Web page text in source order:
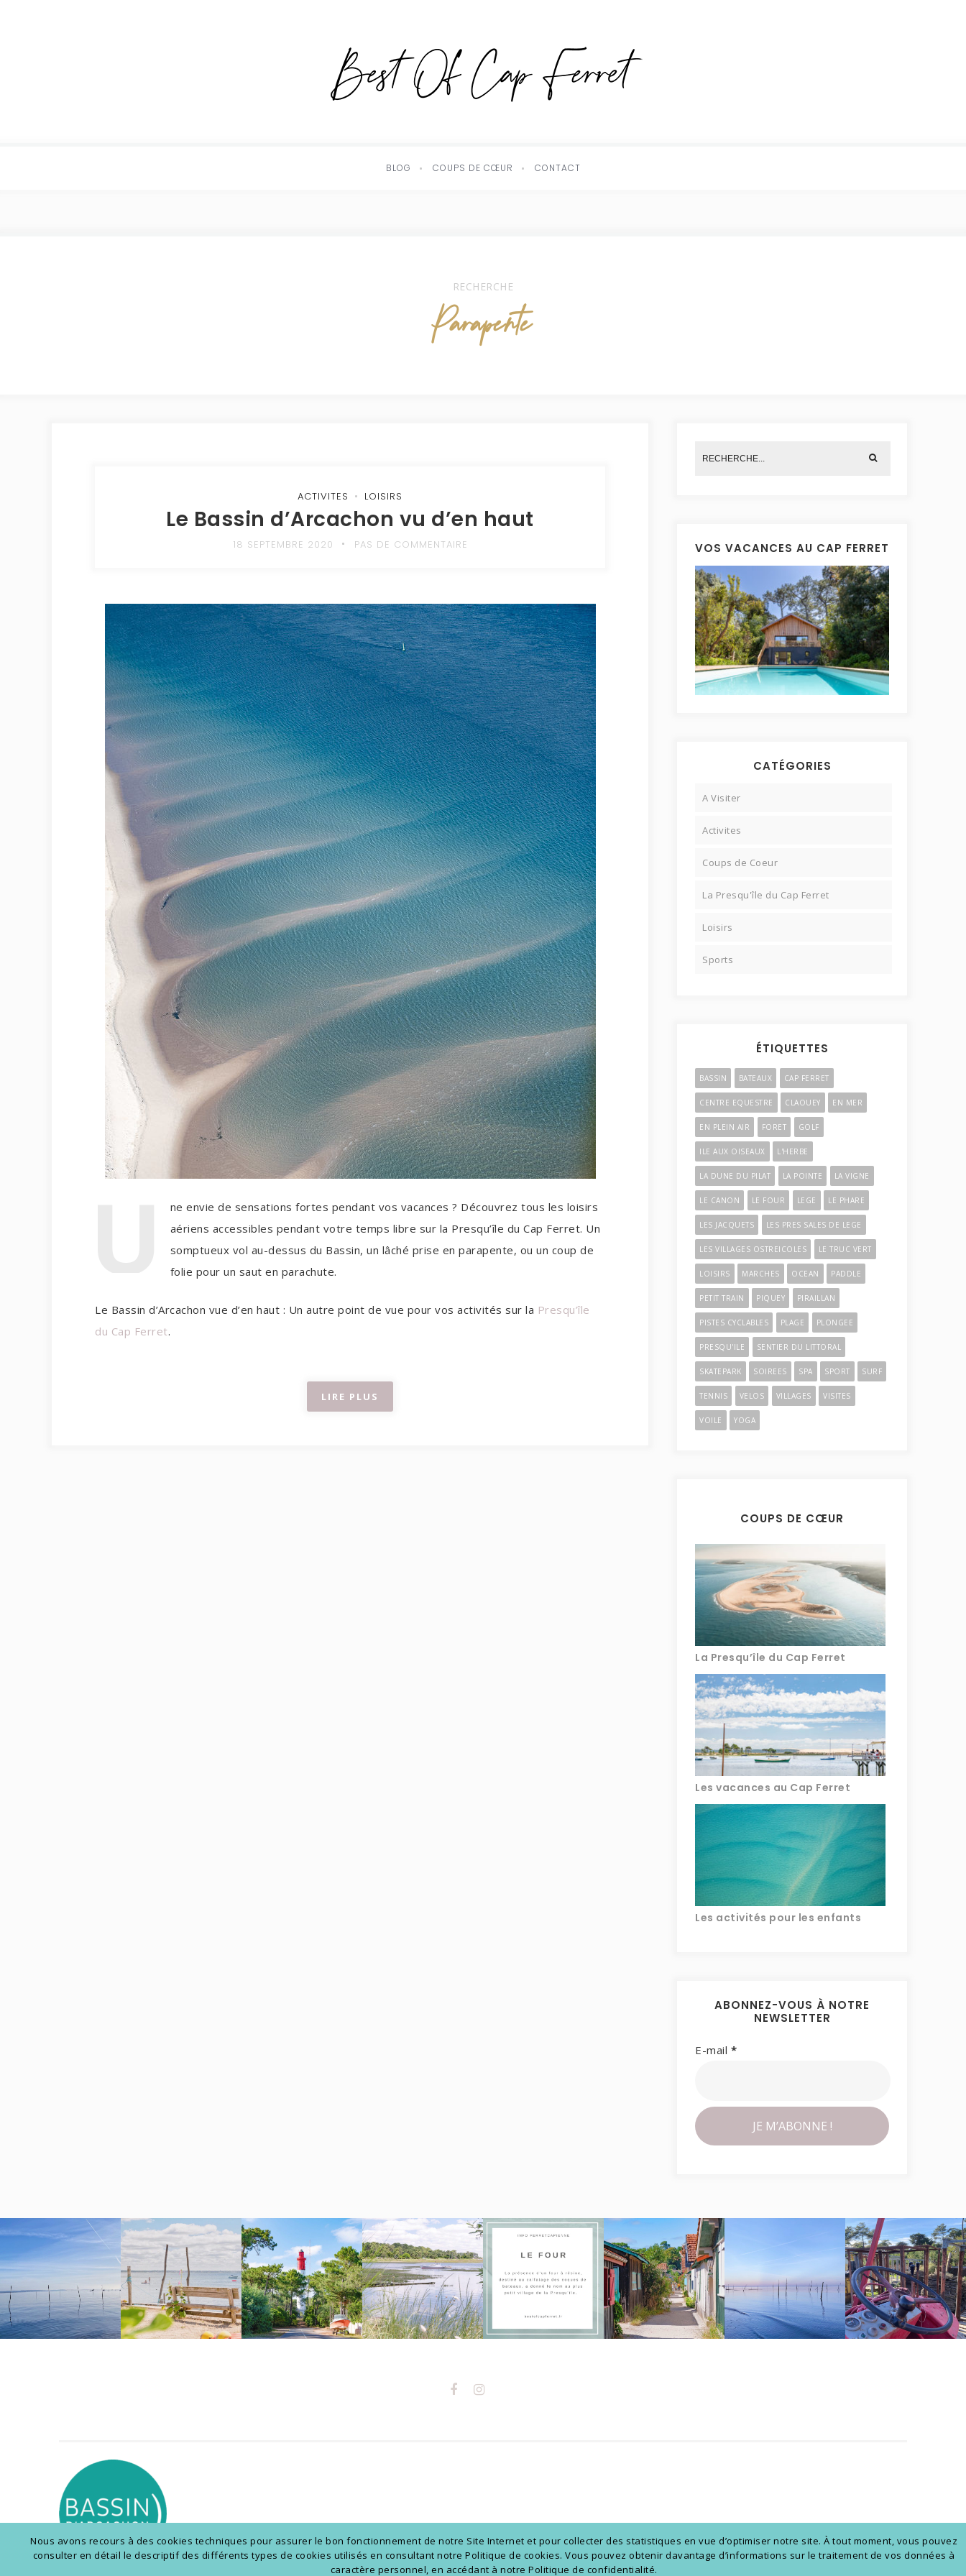
BLOG COUPS DE CŒUR CONTACT
RECHERCHE
Parapente
ACTIVITES LOISIRS
Le Bassin d’Arcachon vu d’en haut
18 SEPTEMBRE 2020 PAS DE COMMENTAIRE
ne envie de sensations fortes pendant vos vacances ? Découvrez tous les loisirs
aériens accessibles pendant votre temps libre sur la Presqu’île du Cap Ferret. Un
somptueux vol au-dessus du Bassin, un lâché prise en parapente, ou un coup de
folie pour un saut en parachute.
Le Bassin d’Arcachon vue d’en haut : Un autre point de vue pour vos activités sur la Presqu’île
du Cap Ferret.
LIRE PLUS
VOS VACANCES AU CAP FERRET
CATÉGORIES
A Visiter
Activites
Coups de Coeur
La Presqu'île du Cap Ferret
Loisirs
Sports
ÉTIQUETTES
BASSIN BATEAUX CAP FERRET
CENTRE EQUESTRE CLAOUEY EN MER
EN PLEIN AIR FORET GOLF
ILE AUX OISEAUX L'HERBE
LA DUNE DU PILAT LA POINTE LA VIGNE
LE CANON LE FOUR LEGE LE PHARE
LES JACQUETS LES PRES SALES DE LEGE
LES VILLAGES OSTREICOLES LE TRUC VERT
LOISIRS MARCHES OCEAN PADDLE
PETIT TRAIN PIQUEY PIRAILLAN
PISTES CYCLABLES PLAGE PLONGEE
PRESQU'ILE SENTIER DU LITTORAL
SKATEPARK SOIREES SPA SPORT SURF
TENNIS VELOS VILLAGES VISITES
VOILE YOGA
COUPS DE CŒUR
La Presqu’île du Cap Ferret
Les vacances au Cap Ferret
Les activités pour les enfants
ABONNEZ-VOUS À NOTRE
NEWSLETTER
E-mail *
Nous avons recours à des cookies techniques pour assurer le bon fonctionnement de notre Site Internet et pour collecter des statistiques en vue d’optimiser notre site. À tout moment, vous pouvez
consulter en détail le descriptif des différents types de cookies utilisés en consultant notre Politique de cookies. Vous pouvez obtenir davantage d’informations sur le traitement de vos données à
caractère personnel, en accédant à notre Politique de confidentialité.